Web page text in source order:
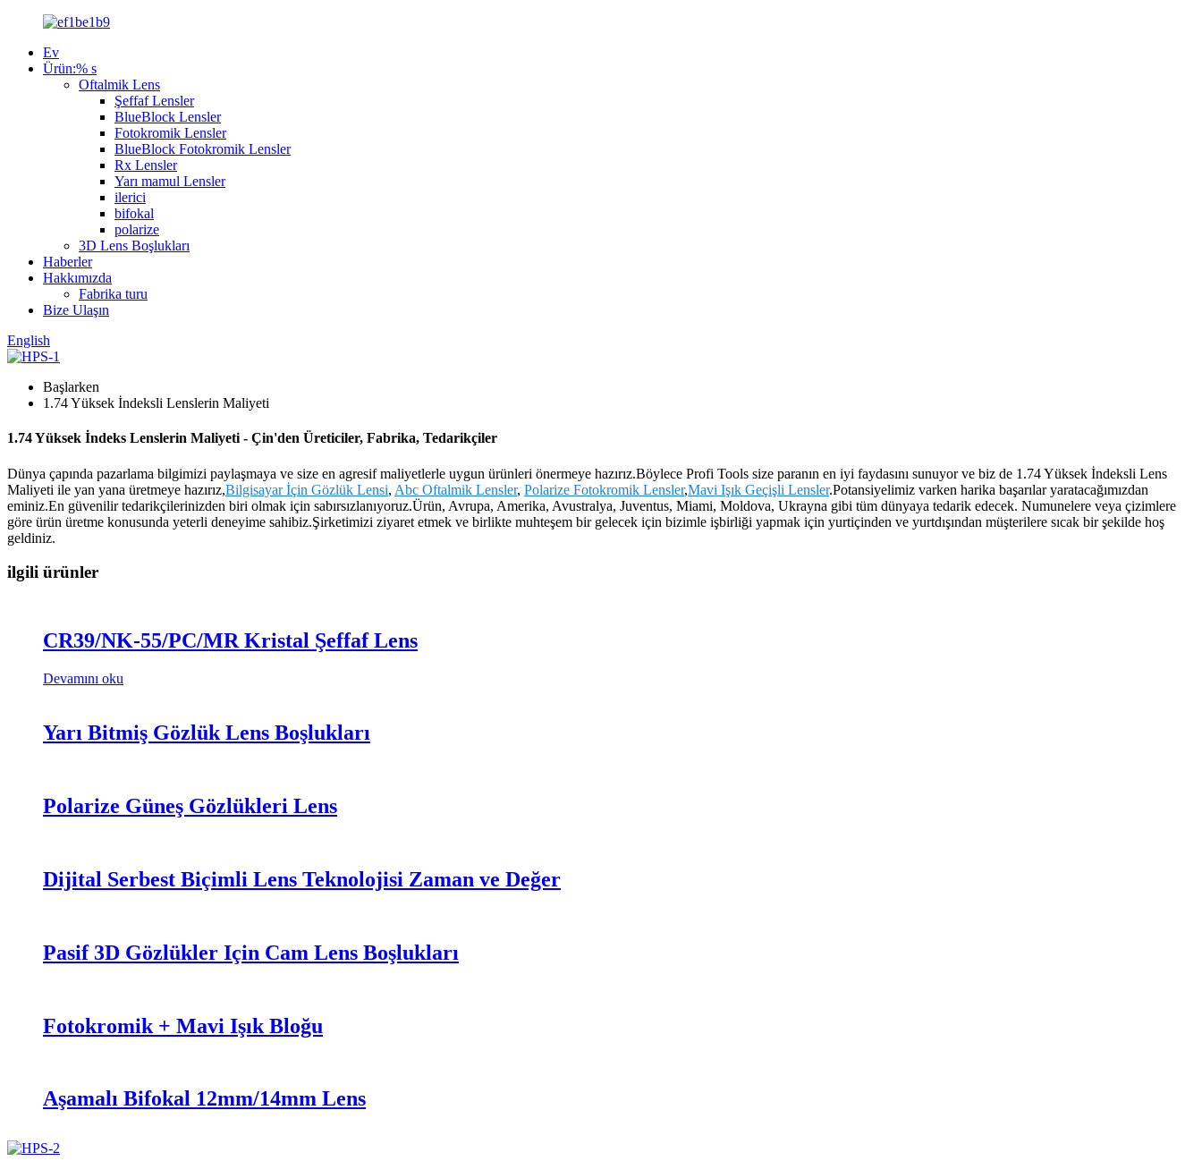
Ev
Ürün:% s
Oftalmik Lens
Şeffaf Lensler
BlueBlock Lensler
Fotokromik Lensler
BlueBlock Fotokromik Lensler
Rx Lensler
Yarı mamul Lensler
ilerici
bifokal
polarize
3D Lens Boşlukları
Haberler
Hakkımızda
Fabrika turu
Bize Ulaşın
English
Başlarken
1.74 Yüksek İndeksli Lenslerin Maliyeti
1.74 Yüksek İndeks Lenslerin Maliyeti - Çin'den Üreticiler, Fabrika, Tedarikçiler
Dünya çapında pazarlama bilgimizi paylaşmaya ve size en agresif maliyetlerle uygun ürünleri önermeye hazırız.Böylece Profi Tools size paranın en iyi faydasını sunuyor ve biz de 1.74 Yüksek İndeksli Lens
Maliyeti ile yan yana üretmeye hazırız,Bilgisayar İçin Gözlük Lensi, Abc Oftalmik Lensler, Polarize Fotokromik Lensler,Mavi Işık Geçişli Lensler.Potansiyelimiz varken harika başarılar yaratacağımızdan
eminiz.En güvenilir tedarikçilerinizden biri olmak için sabırsızlanıyoruz.Ürün, Avrupa, Amerika, Avustralya, Juventus, Miami, Moldova, Ukrayna gibi tüm dünyaya tedarik edecek. Numunelere veya çizimlere
göre ürün üretme konusunda yeterli deneyime sahibiz.Şirketimizi ziyaret etmek ve birlikte muhteşem bir gelecek için bizimle işbirliği yapmak için yurtiçinden ve yurtdışından müşterilere sıcak bir şekilde hoş
geldiniz.
ilgili ürünler
CR39/NK-55/PC/MR Kristal Şeffaf Lens
Devamını oku
Yarı Bitmiş Gözlük Lens Boşlukları
Polarize Güneş Gözlükleri Lens
Dijital Serbest Biçimli Lens Teknolojisi Zaman ve Değer
Pasif 3D Gözlükler İçin Cam Lens Boşlukları
Fotokromik + Mavi Işık Bloğu
Aşamalı Bifokal 12mm/14mm Lens